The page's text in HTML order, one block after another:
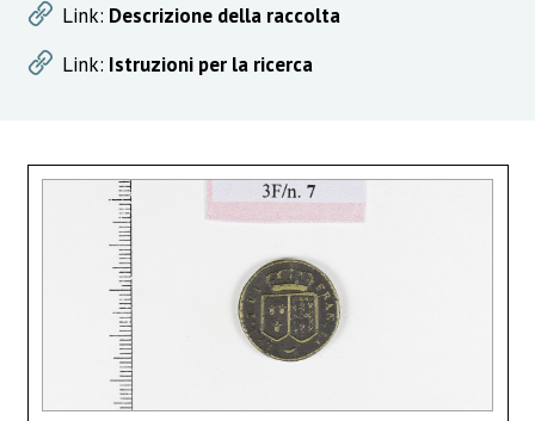
Link: Descrizione della raccolta
Link: Istruzioni per la ricerca